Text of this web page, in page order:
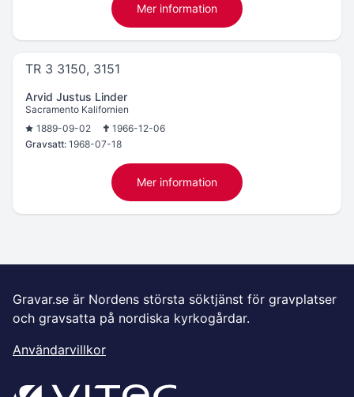
Mer information
TR 3 3150, 3151
Arvid Justus Linder
Sacramento Kalifornien
1889-09-02
1966-12-06
Gravsatt: 1968-07-18
Mer information
Gravar.se är Nordens största söktjänst för gravplatser
och gravsatta på nordiska kyrkogårdar.
Användarvillkor